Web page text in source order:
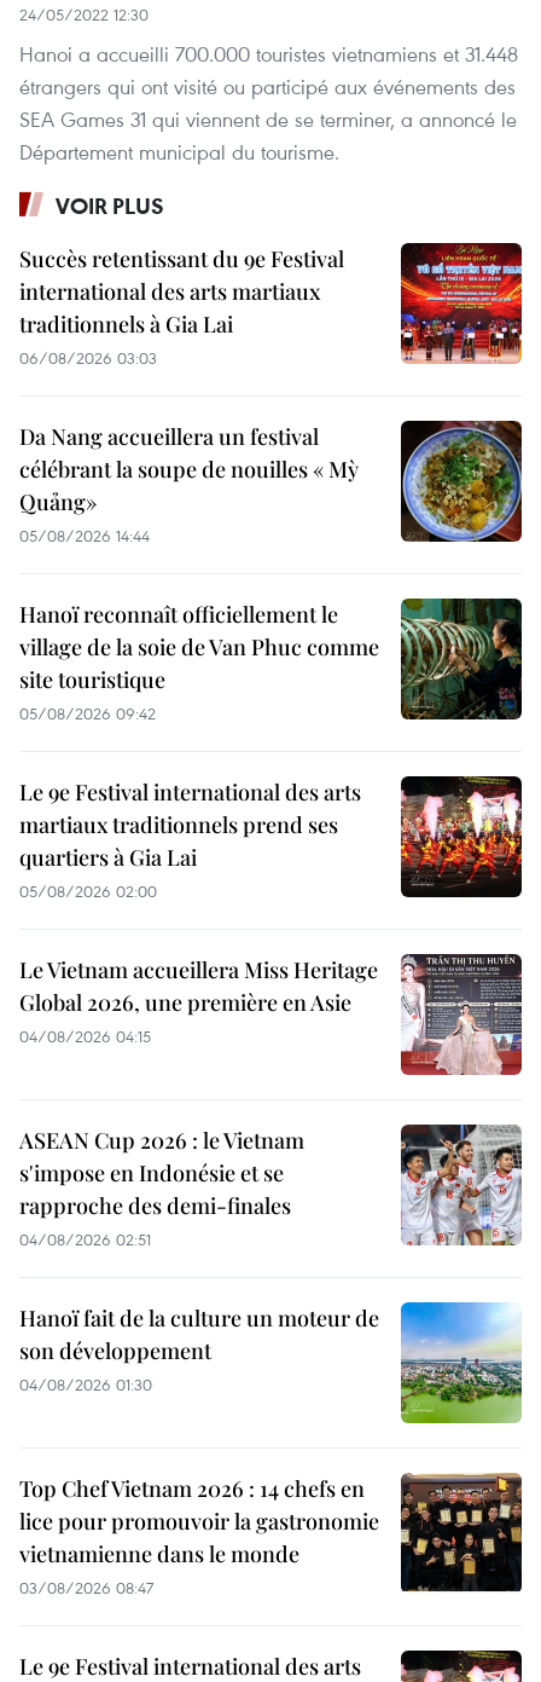
24/05/2022 12:30
Hanoi a accueilli 700.000 touristes vietnamiens et 31.448
étrangers qui ont visité ou participé aux événements des
SEA Games 31 qui viennent de se terminer, a annoncé le
Département municipal du tourisme.
VOIR PLUS
Succès retentissant du 9e Festival
international des arts martiaux
traditionnels à Gia Lai
06/08/2026 03:03
Da Nang accueillera un festival
célébrant la soupe de nouilles « Mỳ
Quảng»
05/08/2026 14:44
Hanoï reconnaît officiellement le
village de la soie de Van Phuc comme
site touristique
05/08/2026 09:42
Le 9e Festival international des arts
martiaux traditionnels prend ses
quartiers à Gia Lai
05/08/2026 02:00
Le Vietnam accueillera Miss Heritage
Global 2026, une première en Asie
04/08/2026 04:15
ASEAN Cup 2026 : le Vietnam
s'impose en Indonésie et se
rapproche des demi-finales
04/08/2026 02:51
Hanoï fait de la culture un moteur de
son développement
04/08/2026 01:30
Top Chef Vietnam 2026 : 14 chefs en
lice pour promouvoir la gastronomie
vietnamienne dans le monde
03/08/2026 08:47
Le 9e Festival international des arts